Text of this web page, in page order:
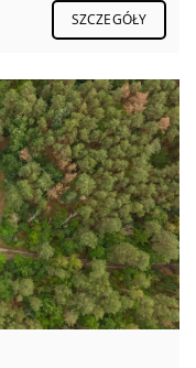
SZCZEGÓŁY